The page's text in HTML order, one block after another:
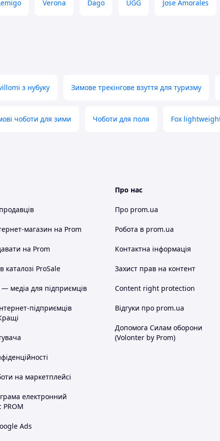
— термопластичная гума,
годин. Ви задали питання, але в
в своєму поштовому клієнті
номер мобільного телефону
===
- 100% передоплата. Ви сплачуєте,
Приватбанку, я відсилаю Вам
за зворотну пересилку
відмовляєтеся від неї, а
послуг перевізника з доставки
дорожче на 40-60 гривень за
покупців, оплата на
і за зворотну доставку грошей, це
хто і за що.
Verona Dago UGG Jose Amorales
з нубуку Зимове трекінгове взуття для туризму
чоботи для зими Чоботи для поля Fox
магазин на Prom
на Prom
каталозі ProSale
медіа для підприємців
підприємців
на маркетплейсі
електронний
PROM
Ads
Про нас
Про prom.ua
Робота в prom.ua
Контактна інформація
Захист прав на контент
Content right protection
Відгуки про prom.ua
Допомога Силам оборони
(Volonter by Prom)